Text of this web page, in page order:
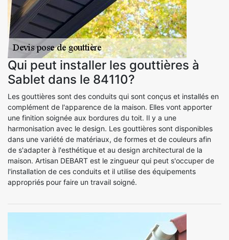
Qui peut installer les gouttières à
Sablet dans le 84110?
Les gouttières sont des conduits qui sont conçus et installés en
complément de l'apparence de la maison. Elles vont apporter
une finition soignée aux bordures du toit. Il y a une
harmonisation avec le design. Les gouttières sont disponibles
dans une variété de matériaux, de formes et de couleurs afin
de s'adapter à l'esthétique et au design architectural de la
maison. Artisan DEBART est le zingueur qui peut s'occuper de
l'installation de ces conduits et il utilise des équipements
appropriés pour faire un travail soigné.